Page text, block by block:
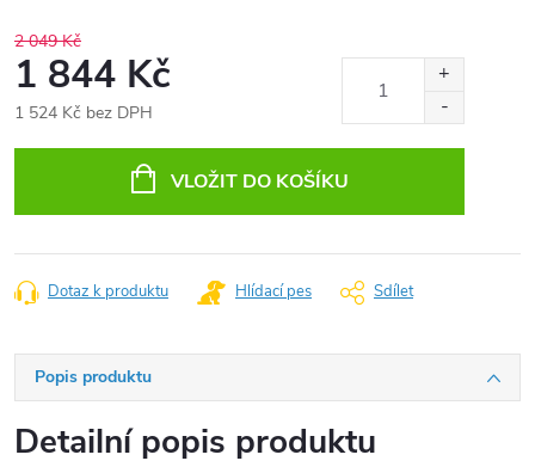
2 049 Kč
1 844 Kč
1 524 Kč bez DPH
VLOŽIT DO KOŠÍKU
Dotaz k produktu Hlídací pes Sdílet
Popis produktu
Detailní popis produktu